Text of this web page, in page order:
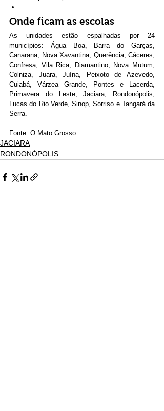
Onde ficam as escolas
As unidades estão espalhadas por 24
municípios: Água Boa, Barra do Garças,
Canarana, Nova Xavantina, Querência, Cáceres,
Confresa, Vila Rica, Diamantino, Nova Mutum,
Colniza, Juara, Juína, Peixoto de Azevedo,
Cuiabá, Várzea Grande, Pontes e Lacerda,
Primavera do Leste, Jaciara, Rondonópolis,
Lucas do Rio Verde, Sinop, Sorriso e Tangará da
Serra.
Fonte: O Mato Grosso
JACIARA
RONDONÓPOLIS